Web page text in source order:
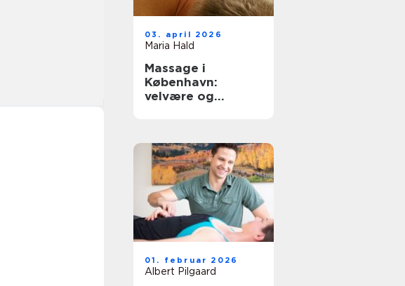
03. april 2026
Maria Hald
Massage i
København:
velvære og
01. februar 2026
Albert Pilgaard